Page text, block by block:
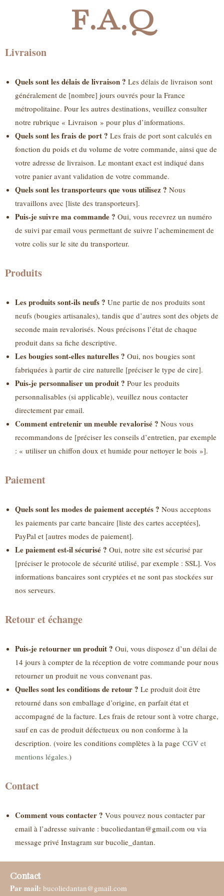
F.A.Q
Livraison
Quels sont les délais de livraison ? Les délais de livraison sont
généralement de [nombre] jours ouvrés pour la France
métropolitaine. Pour les autres destinations, veuillez consulter
notre rubrique « Livraison » pour plus d’informations.
Quels sont les frais de port ? Les frais de port sont calculés en
fonction du poids et du volume de votre commande, ainsi que de
votre adresse de livraison. Le montant exact est indiqué dans
votre panier avant validation de votre commande.
Quels sont les transporteurs que vous utilisez ? Nous
travaillons avec [liste des transporteurs].
Puis-je suivre ma commande ? Oui, vous recevrez un numéro
de suivi par email vous permettant de suivre l’acheminement de
votre colis sur le site du transporteur.
Produits
Les produits sont-ils neufs ? Une partie de nos produits sont
neufs (bougies artisanales), tandis que d’autres sont des objets de
seconde main revalorisés. Nous précisons l’état de chaque
produit dans sa fiche descriptive.
Les bougies sont-elles naturelles ? Oui, nos bougies sont
fabriquées à partir de cire naturelle [préciser le type de cire].
Puis-je personnaliser un produit ? Pour les produits
personnalisables (si applicable), veuillez nous contacter
directement par email.
Comment entretenir un meuble revalorisé ? Nous vous
recommandons de [préciser les conseils d’entretien, par exemple
: « utiliser un chiffon doux et humide pour nettoyer le bois »].
Paiement
Quels sont les modes de paiement acceptés ? Nous acceptons
les paiements par carte bancaire [liste des cartes acceptées],
PayPal et [autres modes de paiement].
Le paiement est-il sécurisé ? Oui, notre site est sécurisé par
[préciser le protocole de sécurité utilisé, par exemple : SSL]. Vos
informations bancaires sont cryptées et ne sont pas stockées sur
nos serveurs.
Retour et échange
Puis-je retourner un produit ? Oui, vous disposez d’un délai de
14 jours à compter de la réception de votre commande pour nous
retourner un produit ne vous convenant pas.
Quelles sont les conditions de retour ? Le produit doit être
retourné dans son emballage d’origine, en parfait état et
accompagné de la facture. Les frais de retour sont à votre charge,
sauf en cas de produit défectueux ou non conforme à la
description. (voire les conditions complètes à la page CGV et
mentions légales.)
Contact
Comment vous contacter ? Vous pouvez nous contacter par
email à l’adresse suivante : bucoliedantan@gmail.com ou via
message privé Instagram sur bucolie_dantan.
Contact
Par mail: bucoliedantan@gmail.com